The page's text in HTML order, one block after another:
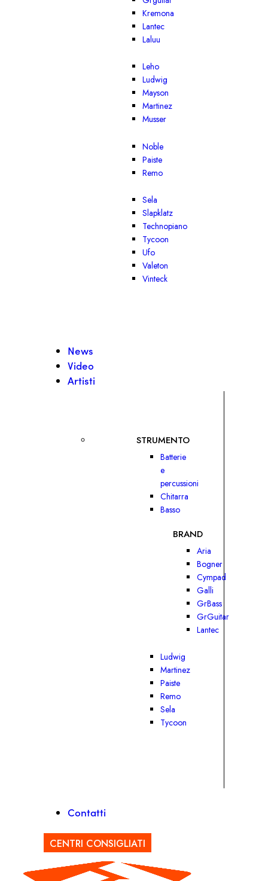
Kremona
Lantec
Laluu
Leho
Ludwig
Mayson
Martinez
Musser
Noble
Paiste
Remo
Sela
Slapklatz
Technopiano
Tycoon
Ufo
Valeton
Vinteck
News
Video
Artisti
STRUMENTO
Batterie
e
percussioni
Chitarra
Basso
BRAND
Aria
Bogner
Cympad
Galli
GrBass
GrGuitar
Lantec
Ludwig
Martinez
Paiste
Remo
Sela
Tycoon
Contatti
CENTRI CONSIGLIATI